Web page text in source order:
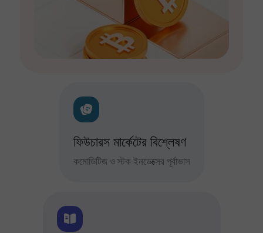
ফিউচারস মার্কেটের বিশ্লেষণ
কমোডিটিজ ও স্টক ইনডেক্সের পূর্বাভাস